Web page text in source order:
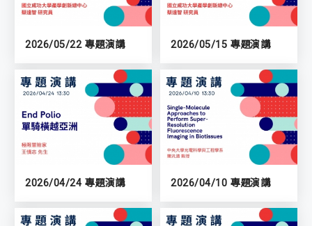
2026/05/22 專題演講 2026/05/15 專題演講
2026/04/24 專題演講 2026/04/10 專題演講